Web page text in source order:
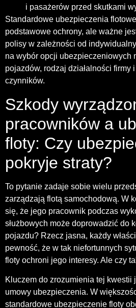
i pasażerów przed skutkami
Standardowe ubezpieczenia
podstawowe ochrony, ale ważne
polisy w zależności od
na wybór opcji ubezpieczeniowych
pojazdów, rodzaj działalności firmy
czynników.
Szkody
pracowników a
floty: Czy
pokryje straty?
To pytanie zadaje sobie wielu
zarządzają flotą samochodową. W
się, że jego pracownik podczas
służbowych może doprowadzić do
pojazdu? Rzecz jasna, każdy
pewność, że w tak niefortunnych
floty ochroni jego interesy. Ale czy
Kluczem do zrozumienia tej kwestii
umowy ubezpieczenia. W
standardowe ubezpieczenie floty